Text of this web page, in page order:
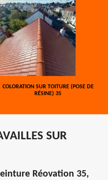
COLORATION SUR TOITURE (POSE DE
RÉSINE) 35
SUR
Réovation 35,